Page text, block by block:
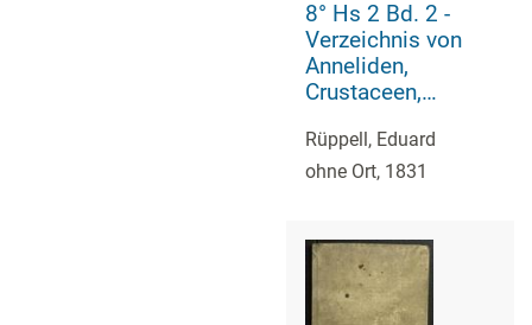
8° Hs 2 Bd. 2 -
Verzeichnis von
Anneliden,
Crustaceen,
Mollusken,
Säugetieren,
Afrikas
Rüppell, Eduard
ohne Ort, 1831